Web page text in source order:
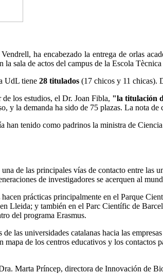
ha encabezado la entrega de orlas
la sala de actos del campus de la Escola
UdL tiene 28 titulados (17 chicos y 11 chicas).
los estudios, el Dr. Joan Fibla, "la titulación
y la demanda ha sido de 75 plazas. La nota de
han tenido como padrinos la ministra de
de las principales vías de contacto entre
de investigadores se acerquen al
prácticas principalmente en el Parque
Lleida; y también en el Parc Científic de
del programa Erasmus.
las universidades catalanas hacia las
mapa de los centros educativos y los contactos
Marta Príncep, directora de Innovación de